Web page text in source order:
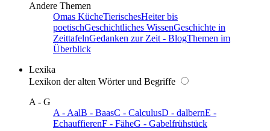
Andere Themen
Omas KücheTierischesHeiter bis
poetischGeschichtliches WissenGeschichte in
ZeittafelnGedanken zur Zeit - BlogThemen im
Überblick
Lexika
Lexikon der alten Wörter und Begriffe
A - G
A - AalB - BaasC - CalculusD - dalbernE -
EchauffierenF - FäheG - Gabelfrühstück